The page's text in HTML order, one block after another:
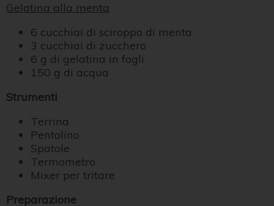
Gelatina alla menta
6 cucchiai di sciroppo di menta
3 cucchiai di zucchero
6 g di gelatina in fogli
150 g di acqua
Strumenti
Terrina
Pentolino
Spatole
Termometro
Mixer per tritare
Preparazione